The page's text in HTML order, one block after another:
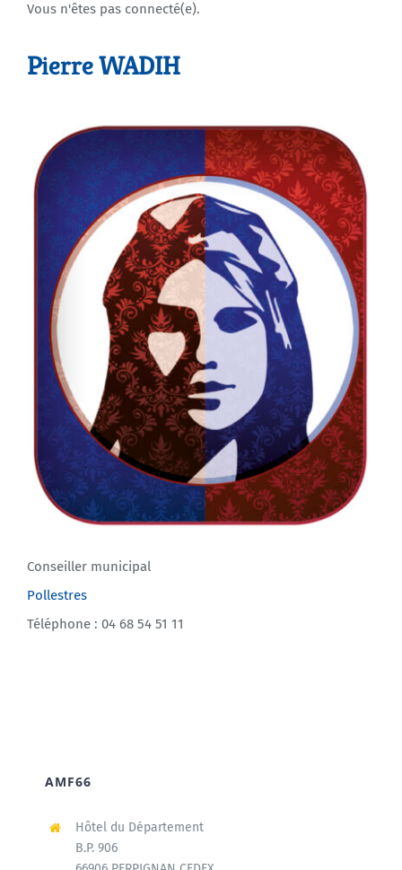
Agenda
Vous n'êtes pas connecté(e).
Pierre WADIH
Conseiller municipal
Pollestres
Téléphone : 04 68 54 51 11
AMF66
Hôtel du Département
B.P. 906